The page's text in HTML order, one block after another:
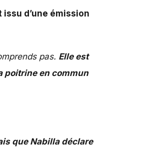
d’une émission
pas. Elle est
poitrine en commun
que Nabilla déclare